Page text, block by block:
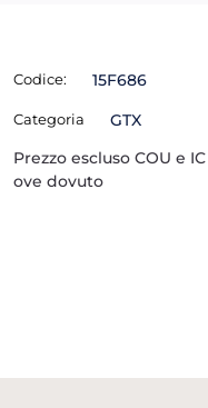
Codice: 15F686
Categoria
GTX
Prezzo escluso COU e IC
ove dovuto